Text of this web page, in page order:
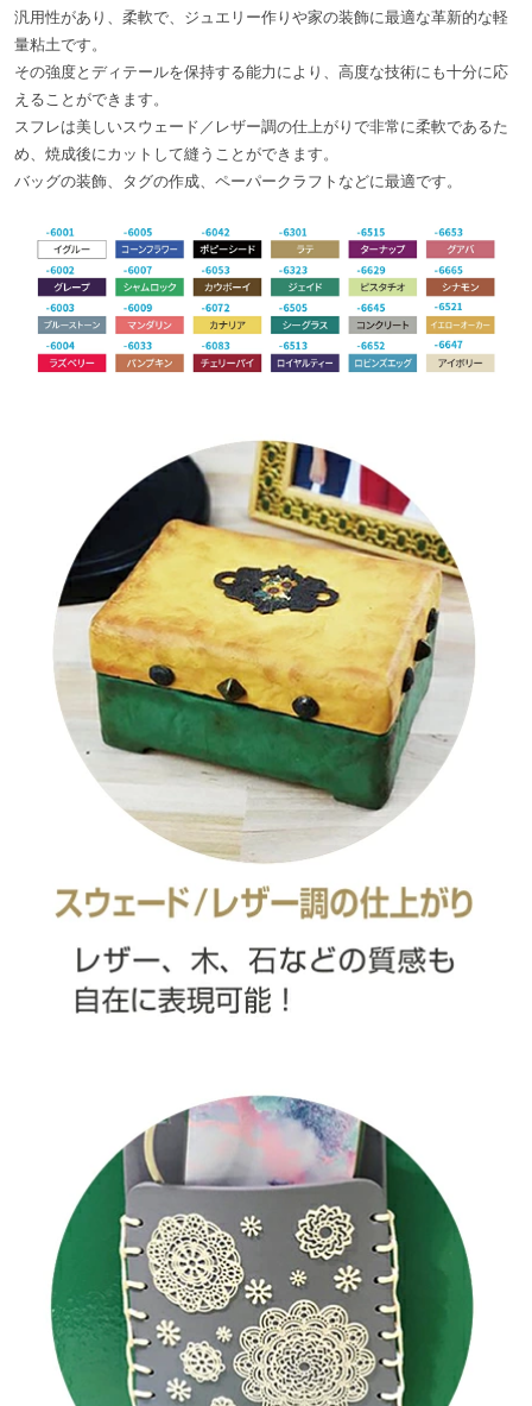
汎用性があり、柔軟で、ジュエリー作りや家の装飾に最適な革新的な軽
量粘土です。
その強度とディテールを保持する能力により、高度な技術にも十分に応
えることができます。
スフレは美しいスウェード／レザー調の仕上がりで非常に柔軟であるた
め、焼成後にカットして縫うことができます。
バッグの装飾、タグの作成、ペーパークラフトなどに最適です。